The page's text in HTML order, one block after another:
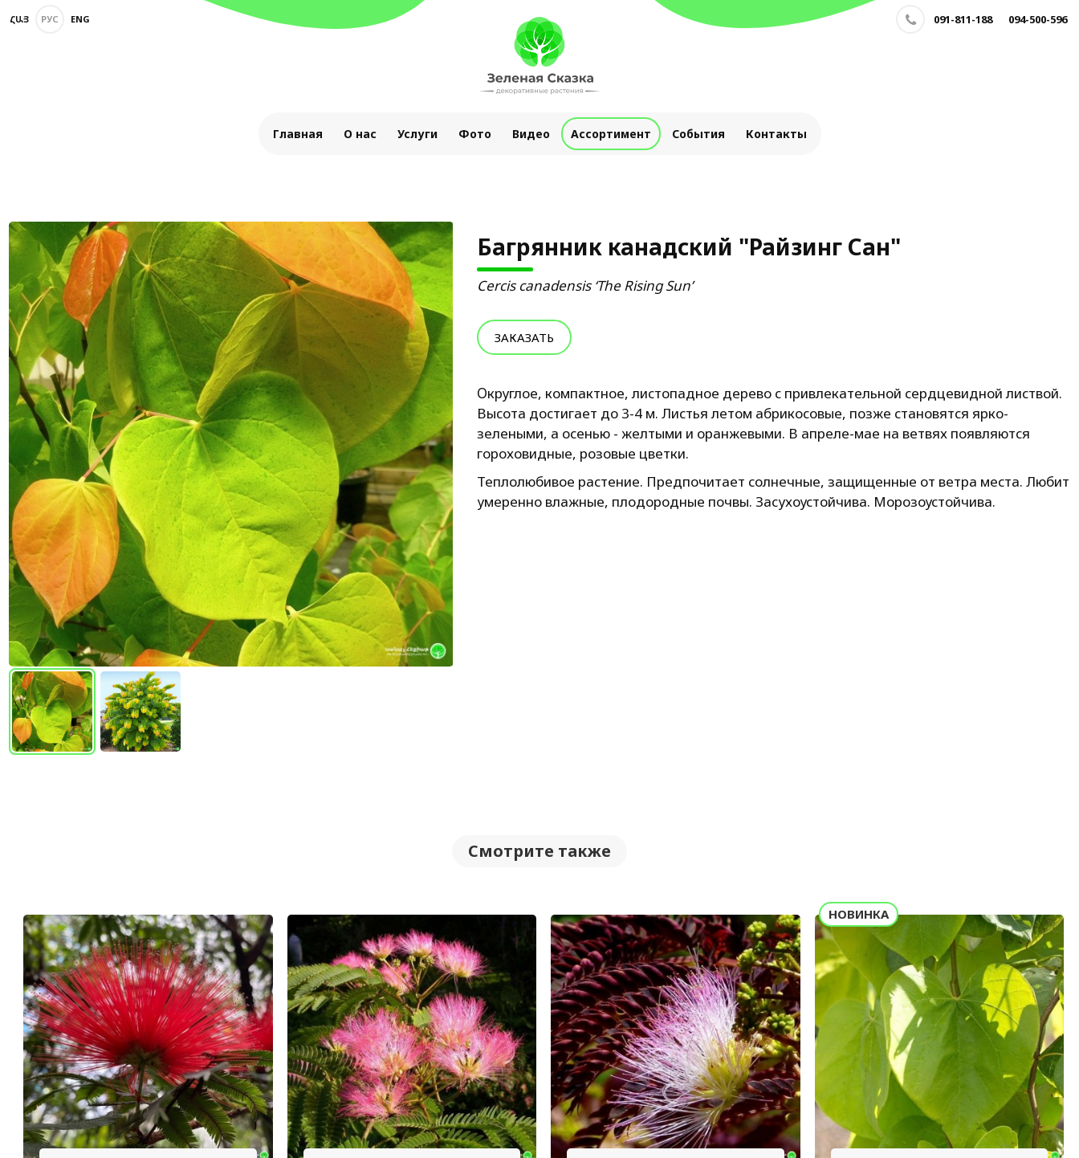
ՀԱՅ РУС ENG 091-811-188 094-500-596
Главная О нас Услуги Фото Видео Ассортимент События Контакты
Багрянник канадский "Райзинг Сан"
Cercis canadensis ‘The Rising Sun’
ЗАКАЗАТЬ
Օкруглое, компактное, листопадное дерево с привлекательной сердцевидной листвой.
Высота достигает до 3-4 м. Листья летом абрикосовые, позже становятся ярко-
зелеными, а осенью - желтыми и оранжевыми. В апреле-мае на ветвях появляются
гороховидные, розовые цветки.
Теплолюбивое растение. Предпочитает солнечные, защищенные от ветра места. Любит
умеренно влажные, плодородные почвы. Засухоустойчива. Морозоустойчива.
Смотрите также
НОВИНКА